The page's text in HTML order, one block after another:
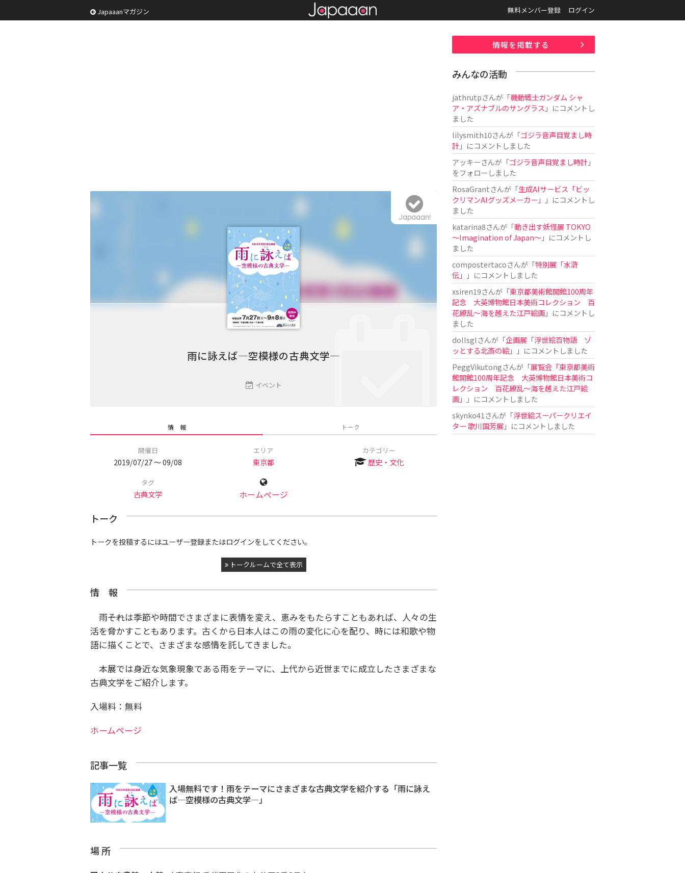
Japaaanマガジン 無料メンバー登録 ログイン
雨に詠えば―空模様の古典文学―
イベント
Japaaan!
情 報 トーク
開催日
2019/07/27 〜 09/08
エリア
東京都
カテゴリー
歴史・文化
タグ
古典文学 ホームページ
トーク
トークを投稿するにはユーザー登録またはログインをしてください。
トークルームで全て表示
情 報
雨――それは季節や時間でさまざまに表情を変え、恵みをもたらすこともあれば、人々の生
活を脅かすこともあります。古くから日本人はこの雨の変化に心を配り、時には和歌や物
語に描くことで、さまざまな感情を託してきました。
本展では身近な気象現象である雨をテーマに、上代から近世までに成立したさまざまな
古典文学をご紹介します。
入場料：無料
ホームページ
記事一覧
入場無料です！雨をテーマにさまざまな古典文学を紹介する「雨に詠え
ば―空模様の古典文学―」
場 所
情報を掲載する
みんなの活動
jathrutpさんが「機動戦士ガンダム シャ
ア・アズナブルのサングラス 」にコメントし
ました
lilysmith10さんが「ゴジラ音声目覚まし時
計」にコメントしました
アッキーさんが「ゴジラ音声目覚まし時計」
をフォローしました
RosaGrantさんが「生成AIサービス「ビッ
クリマンAIグッズメーカー」
」にコメントし
ました
katarina8さんが「動き出す妖怪展 TOKYO
〜Imagination of Japan〜」にコメントし
ました
compostertacoさんが「特別展「水滸
伝」
」にコメントしました
xsiren19さんが「東京都美術館開館100周年
記念 大英博物館日本美術コレクション 百
花繚乱～海を越えた江戸絵画」にコメントし
ました
dollsglさんが「企画展「浮世絵百物語 ゾ
ッとする北斎の絵」
」にコメントしました
PeggVikutongさんが「展覧会「東京都美術
館開館100周年記念 大英博物館日本美術コ
レクション 百花繚乱〜海を越えた江戸絵
画」
」にコメントしました
skynko41 さんが「浮世絵スーパークリエイ
ター 歌川国芳展 」にコメントしました